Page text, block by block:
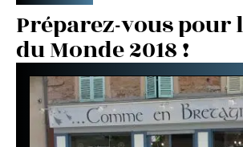
Préparez-vous pour
du Monde 2018 !